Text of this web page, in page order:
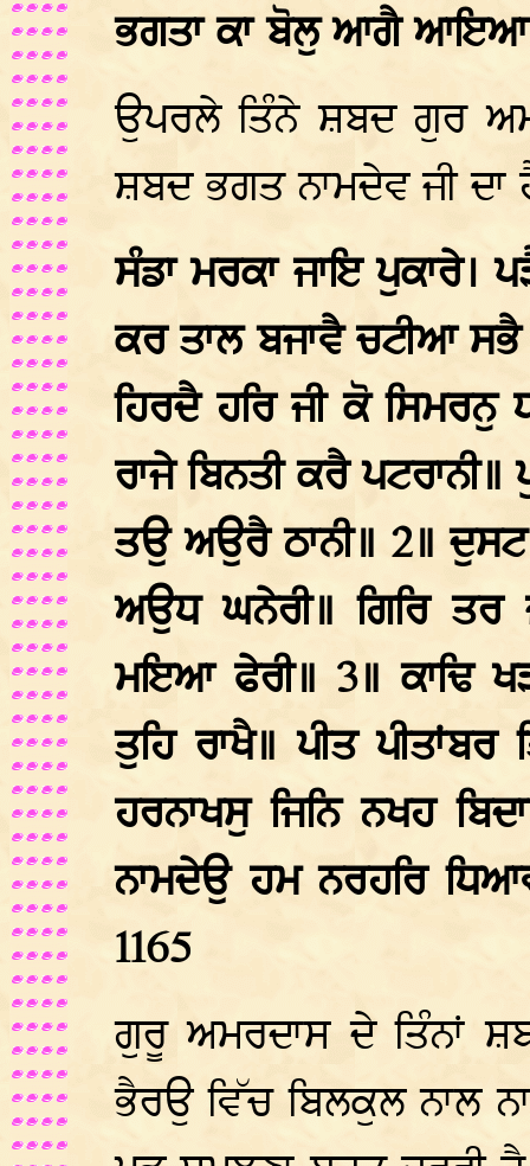
ਭਗਤਾ ਕਾ ਬੋਲੁ ਆਗੈ ਆਇਆ॥
ਉਪਰਲੇ ਤਿੰਨੇ ਸ਼ਬਦ ਗੁਰ
ਸ਼ਬਦ ਭਗਤ ਨਾਮਦੇਵ ਜੀ ਦਾ
ਸੰਡਾ ਮਰਕਾ ਜਾਇ ਪੁਕਾਰੇ।
ਕਰ ਤਾਲ ਬਜਾਵੈ ਚਟੀਆ ਸਭੈ
ਹਿਰਦੈ ਹਰਿ ਜੀ ਕੋ ਸਿਮਰਨੁ
ਰਾਜੇ ਬਿਨਤੀ ਕਰੈ ਪਟਰਾਨੀ॥
ਤਉ ਅਉਰੈ ਠਾਨੀ॥ 2॥
ਅਉਧ ਘਨੇਰੀ॥ ਗਿਰਿ ਤਰ
ਮਇਆ ਫੇਰੀ॥ 3॥ ਕਾਢਿ
ਤੁਹਿ ਰਾਖੈ॥ ਪੀਤ ਪੀਤਾਂਬਰ
ਹਰਨਾਖਸੁ ਜਿਨਿ ਨਖਹ
ਨਾਮਦੇਉ ਹਮ ਨਰਹਰਿ
1165
ਗੁਰੂ ਅਮਰਦਾਸ ਦੇ ਤਿੰਨਾਂ
ਭੈਰਉ ਵਿੱਚ ਬਿਲਕੁਲ ਨਾਲ